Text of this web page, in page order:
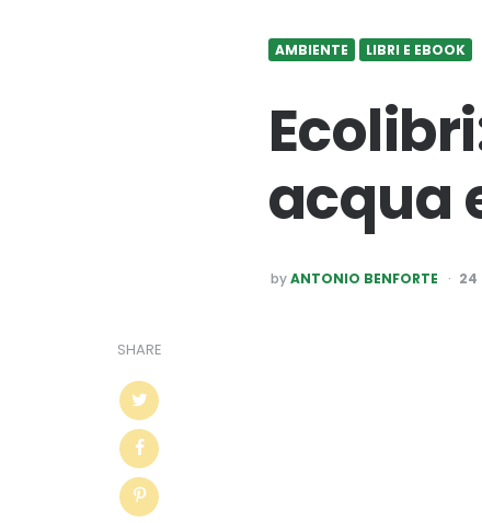
AMBIENTE LIBRI E EBOOK
acqua
POSTED
BY
by ANTONIO BENFORTE 24
SHARE